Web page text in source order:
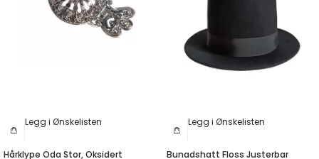
Legg i Ønskelisten
Hårklype Oda Stor, Oksidert
Legg i Ønskelisten
Bunadshatt Floss Justerbar